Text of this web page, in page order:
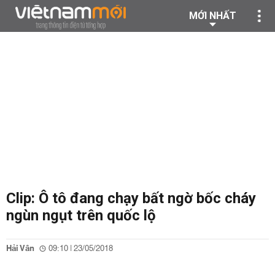
MỚI NHẤT
Clip: Ô tô đang chạy bất ngờ bốc cháy
ngùn ngụt trên quốc lộ
Hải Vân 09:10 | 23/05/2018